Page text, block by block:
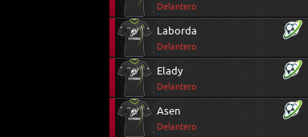
Delantero
Laborda
Delantero
Elady
Delantero
Asen
Delantero